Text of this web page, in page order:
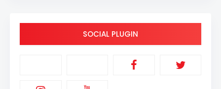
SOCIAL PLUGIN